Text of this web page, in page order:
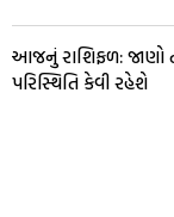
આજનું રાશિફળ: જાણો
પરિસ્થિતિ કેવી રહેશે